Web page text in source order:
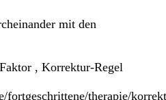
mit den
, Korrektur-Regel
fortgeschrittene/therapie/